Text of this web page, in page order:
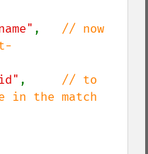
, // now
, // to
in the match